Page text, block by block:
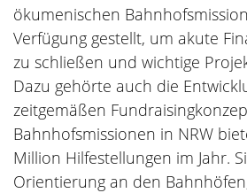
ökumenischen
Verfügung gestellt, um akute
zu schließen und wichtige
Dazu gehörte auch die
zeitgemäßen
Bahnhofsmissionen in NRW
Million Hilfestellungen im Jahr.
Orientierung an den